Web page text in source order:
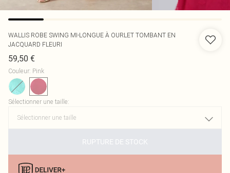
WALLIS ROBE SWING MI-LONGUE À OURLET TOMBANT EN
JACQUARD FLEURI
59,50 €
Couleur: Pink
Sélectionner une taille:
RUPTURE DE STOCK